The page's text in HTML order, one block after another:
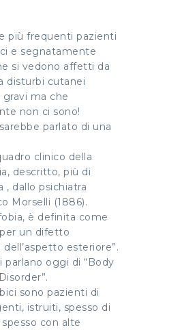
più frequenti pazienti
e segnatamente
si vedono affetti da
disturbi cutanei
ma che
non ci sono!
parlato di una
clinico della
descritto, più di
, dallo psichiatra
Morselli (1886).
è definita come
un difetto
esteriore”.
parlano oggi di “Body
sono pazienti di
istruiti, spesso di
con alte